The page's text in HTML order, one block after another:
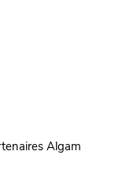
Algam